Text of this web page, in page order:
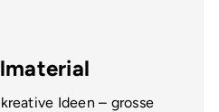
Ideen – grosse